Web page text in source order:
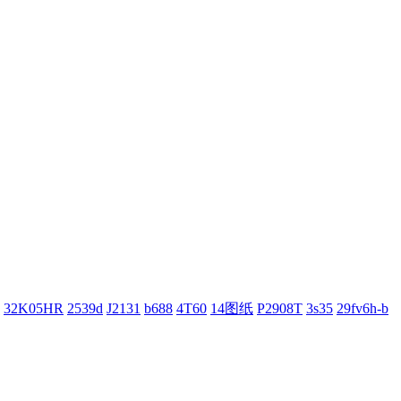
32K05HR 2539d J2131 b688 4T60 14图纸 P2908T 3s35 29fv6h-b